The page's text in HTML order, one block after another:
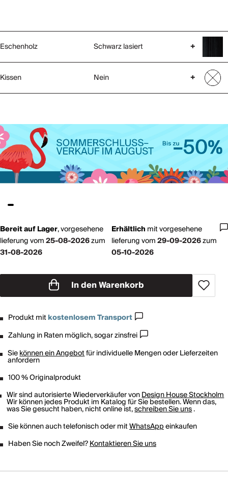
Eschenholz Schwarz lasiert +
Kissen Nein +
Bereit auf Lager,vorgesehene
lieferung vom25-08-2026zum
31-08-2026
Erhältlich mitvorgesehene
lieferung vom29-09-2026zum
05-10-2026
In den Warenkorb
Produkt mitkostenlosem Transport
Zahlung in Raten möglich, sogar zinsfrei
Siekönnen ein Angebotfür individuelle Mengen oder Lieferzeiten
anfordern
100 % Originalprodukt
Wir sind autorisierte Wiederverkäufer vonDesign House Stockholm
Wir können jedes Produkt im Katalog für Sie bestellen. Wenn das,
was Sie gesucht haben, nicht online ist,schreiben Sie uns.
Sie können auch telefonisch oder mitWhatsAppeinkaufen
Haben Sie noch Zweifel?Kontaktieren Sie uns